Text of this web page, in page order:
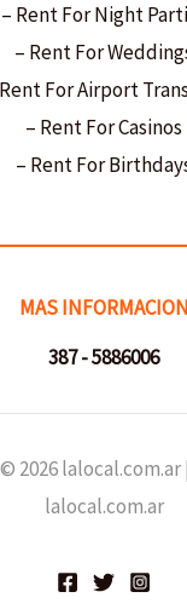
– Rent For Night
– Rent For
For Airport
– Rent For Casinos
– Rent For
MAS INFORMACION
387 - 5886006
2026
lalocal.com.ar